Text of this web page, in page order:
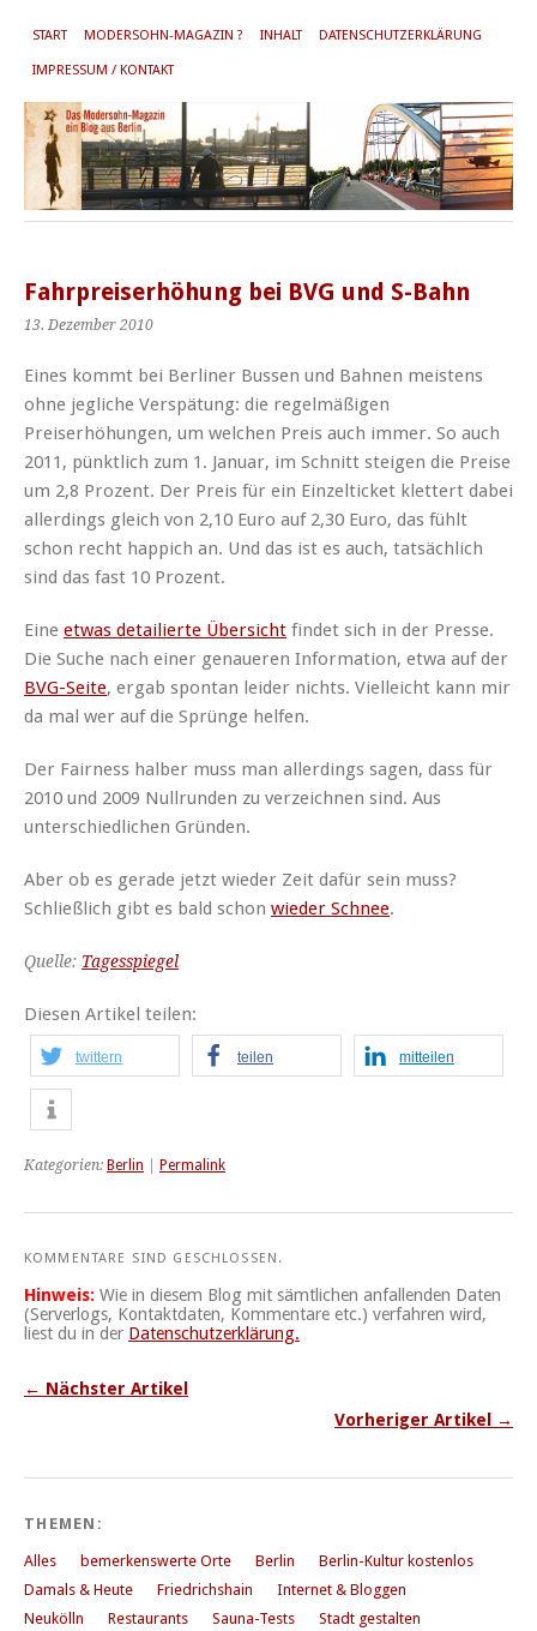
START MODERSOHN-MAGAZIN ? INHALT DATENSCHUTZERKLÄRUNG
IMPRESSUM / KONTAKT
Fahrpreiserhöhung bei BVG und S-Bahn
13. Dezember 2010
Eines kommt bei Berliner Bussen und Bahnen meistens
ohne jegliche Verspätung: die regelmäßigen
Preiserhöhungen, um welchen Preis auch immer. So auch
2011, pünktlich zum 1. Januar, im Schnitt steigen die Preise
um 2,8 Prozent. Der Preis für ein Einzelticket klettert dabei
allerdings gleich von 2,10 Euro auf 2,30 Euro, das fühlt
schon recht happich an. Und das ist es auch, tatsächlich
sind das fast 10 Prozent.
Eine etwas detailierte Übersicht findet sich in der Presse.
Die Suche nach einer genaueren Information, etwa auf der
BVG-Seite, ergab spontan leider nichts. Vielleicht kann mir
da mal wer auf die Sprünge helfen.
Der Fairness halber muss man allerdings sagen, dass für
2010 und 2009 Nullrunden zu verzeichnen sind. Aus
unterschiedlichen Gründen.
Aber ob es gerade jetzt wieder Zeit dafür sein muss?
Schließlich gibt es bald schon wieder Schnee.
Quelle: Tagesspiegel
Diesen Artikel teilen:
twittern teilen mitteilen
Kategorien: Berlin Permalink
KOMMENTARE SIND GESCHLOSSEN.
Hinweis: Wie in diesem Blog mit sämtlichen anfallenden Daten
(Serverlogs, Kontaktdaten, Kommentare etc.) verfahren wird,
liest du in der Datenschutzerklärung.
← Nächster Artikel
Vorheriger Artikel →
THEMEN:
Alles bemerkenswerte Orte Berlin
Berlin-Kultur kostenlos
Damals & Heute
Friedrichshain
Internet & Bloggen
Neukölln
Restaurants Sauna-Tests
Stadt gestalten